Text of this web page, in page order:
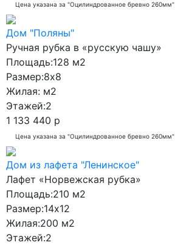
Цена указана за "Оцилиндрованное бревно 260мм"
Дом "Поляны"
Ручная рубка в «русскую чашу»
Площадь:128 м2
Размер:8x8
Жилая: м2
Этажей:2
1 133 440 р
Цена указана за "Оцилиндрованное бревно 260мм"
Дом из лафета "Ленинское"
Лафет «Норвежская рубка»
Площадь:210 м2
Размер:14x12
Жилая:200 м2
Этажей:2